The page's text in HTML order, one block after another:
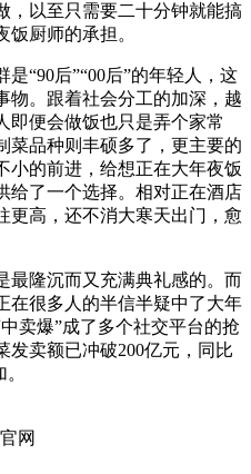
，以至只需要二十分钟就能搞
厨师的承担。
“90后”“00后”的年轻人，这
物。跟着社会分工的加深，越
即便会做饭也只是弄个家常
菜品种则丰硕多了，更主要的
小的前进，给想正在大年夜饭
给了一个选择。相对正在酒店
更高，还不消大寒天出门，愈
隆沉而又充满典礼感的。而
在很多人的半信半疑中了大年
卖爆”成了多个社交平台的抢
发卖额已冲破200亿元，同比
网